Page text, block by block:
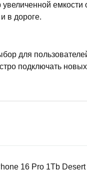
в дороге.
для
подключать